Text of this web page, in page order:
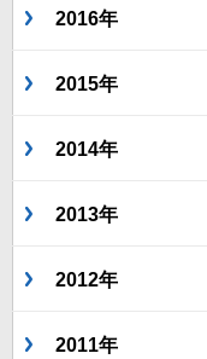
2016年
2015年
2014年
2013年
2012年
2011年